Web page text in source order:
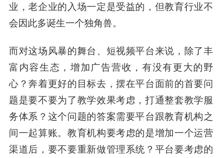
业，老企业的入场一定是受益的，但教育行业不
会因此多诞生一个独角兽。
而对这场风暴的舞台、短视频平台来说，除了丰
富内容生态，增加广告营收，有没有更大的野
心？奔着更好的目标去，摆在平台面前的首要问
题是要不要为了教学效果考虑，打通整套教学服
务体系？这个问题的答案需要平台跟教育机构之
间一起算账。 教育机构要考虑的是增加一个运营
渠道后，要不要重新做管理系统？平台要考虑的